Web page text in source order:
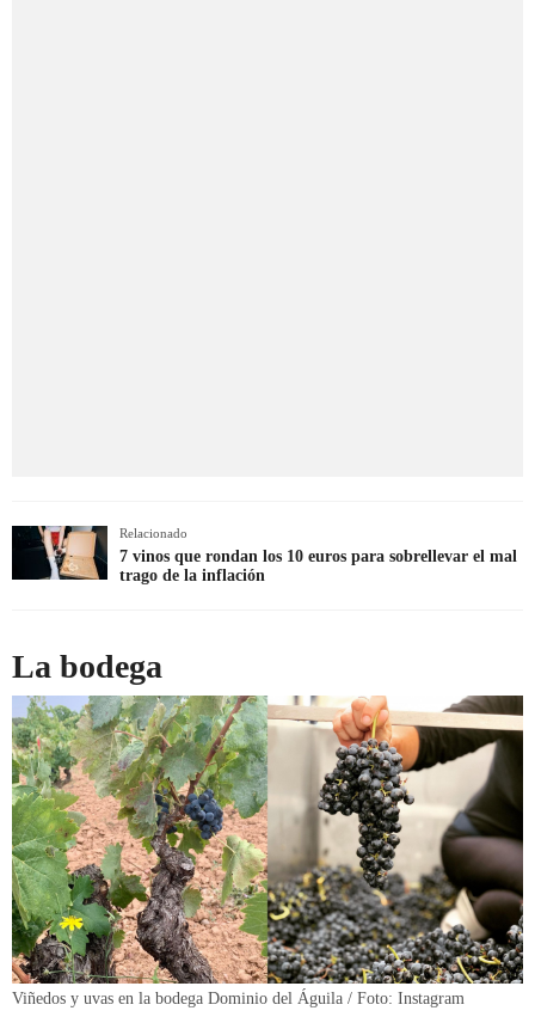
Relacionado
7 vinos que rondan los 10 euros para sobrellevar el mal
trago de la inflación
La bodega
Viñedos y uvas en la bodega Dominio del Águila / Foto: Instagram